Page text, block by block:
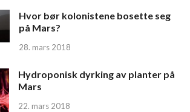
Hvor bør kolonistene bosette seg
på Mars?
28. mars 2018
Hydroponisk dyrking av planter på
Mars
22. mars 2018